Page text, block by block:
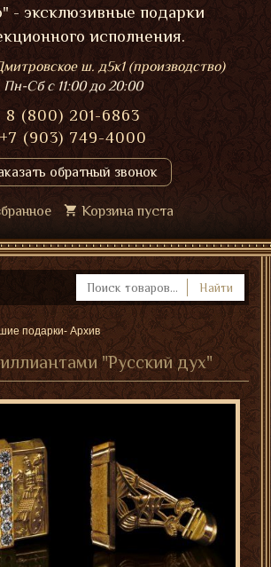
- эксклюзивные подарки
исполнения.
ш. д5к1 (производство)
Пн-Сбс 11:00 до 20:00
8 (800) 201-6863
+7 (903) 749-4000
обратный звонок
Корзина пуста
Найти
подарки- Архив
"Русский дух"